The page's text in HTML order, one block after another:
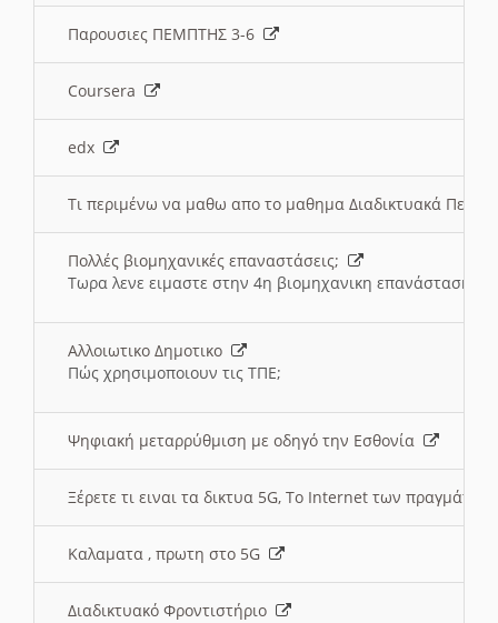
Παρουσιες ΠΕΜΠΤΗΣ 3-6
Coursera
edx
Τι περιμένω να μαθω απο το μαθημα Διαδικτυακά
Πολλές βιομηχανικές επαναστάσεις;
Τωρα λενε ειμαστε στην 4η βιομηχανικη επανάσταση
Αλλοιωτικο Δημοτικο
Πώς χρησιμοποιουν τις ΤΠΕ;
Ψηφιακή μεταρρύθμιση με οδηγό την Εσθονία
Ξέρετε τι ειναι τα δικτυα 5G, Το Internet των
Καλαματα , πρωτη στο 5G
Διαδικτυακό Φροντιστήριο